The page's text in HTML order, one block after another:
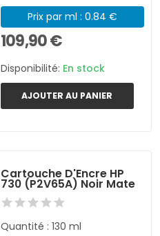
Prix par ml : 0.84 €
109,90 €
Disponibilité: En stock
AJOUTER AU PANIER
Cartouche D'Encre HP
730 (P2V65A) Noir Mate
Quantité : 130 ml